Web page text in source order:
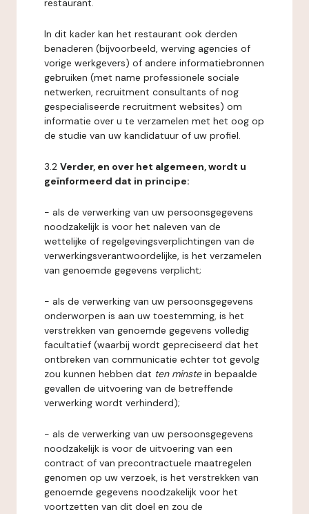
restaurant.
In dit kader kan het restaurant ook derden
benaderen (bijvoorbeeld, werving agencies of
vorige werkgevers) of andere informatiebronnen
gebruiken (met name professionele sociale
netwerken, recruitment consultants of nog
gespecialiseerde recruitment websites) om
informatie over u te verzamelen met het oog op
de studie van uw kandidatuur of uw profiel.
3.2 Verder, en over het algemeen, wordt u
geïnformeerd dat in principe:
- als de verwerking van uw persoonsgegevens
noodzakelijk is voor het naleven van de
wettelijke of regelgevingsverplichtingen van de
verwerkingsverantwoordelijke, is het verzamelen
van genoemde gegevens verplicht;
- als de verwerking van uw persoonsgegevens
onderworpen is aan uw toestemming, is het
verstrekken van genoemde gegevens volledig
facultatief (waarbij wordt gepreciseerd dat het
ontbreken van communicatie echter tot gevolg
zou kunnen hebben dat ten minstein bepaalde
gevallen de uitvoering van de betreffende
verwerking wordt verhinderd);
- als de verwerking van uw persoonsgegevens
noodzakelijk is voor de uitvoering van een
contract of van precontractuele maatregelen
genomen op uw verzoek, is het verstrekken van
genoemde gegevens noodzakelijk voor het
voortzetten van dit doel en zou de